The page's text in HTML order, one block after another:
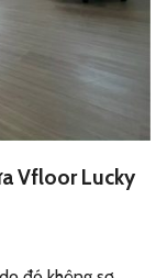
Vfloor Lucky